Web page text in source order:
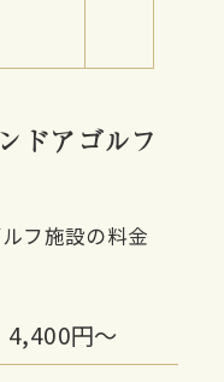
ドアゴルフ
フ施設の料金
4,400円〜